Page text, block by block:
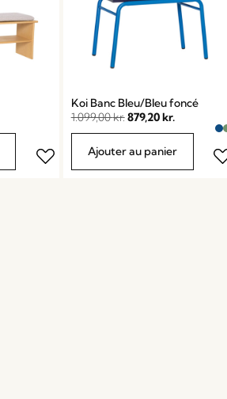
Koi Banc Bleu/Bleu foncé
1.099,00kr.879,20kr.
Ajouter au panier